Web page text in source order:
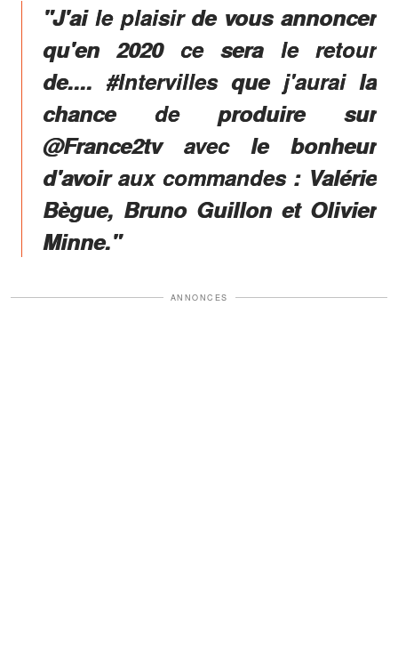
"J'ai le plaisir de vous annoncer
qu'en 2020 ce sera le retour
de.... #Intervilles que j'aurai la
chance de produire sur
@France2tv avec le bonheur
d'avoir aux commandes : Valérie
Bègue, Bruno Guillon et Olivier
Minne."
ANNONCES